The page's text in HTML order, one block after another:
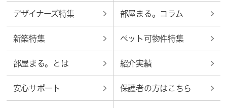
デザイナーズ特集 部屋まる。コラム
新築特集 ペット可物件特集
部屋まる。とは 紹介実績
安心サポート 保護者の方はこちら